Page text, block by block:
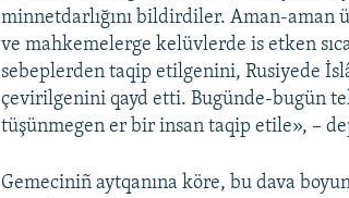
minnetdarlığını bildirdiler. Aman-aman
ve mahkemelerge kelüvlerde is etken
sebeplerden taqip etilgenini, Rusiyede
çevirilgenini qayd etti. Bugünde-bugün
tüşünmegen er bir insan taqip etile», –
Gemeciniñ aytqanına köre, bu dava